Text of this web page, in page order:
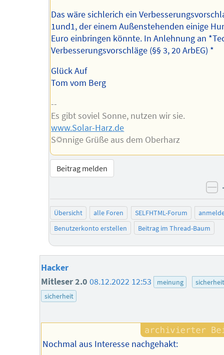
Das wäre sichlerich ein
1und1, der einem Außenstehenden einige
Euro einbringen könnte. In Anlehnung an
Verbesserungsvorschläge (§§ 3, 20 ArbEG) *
Glück Auf
Tom vom Berg
--
Es gibt soviel Sonne, nutzen wir sie.
www.Solar-Harz.de
S☼nnige Grüße aus dem Oberharz
Beitrag melden
Übersicht alle Foren SELFHTML-Forum
Benutzerkonto erstellen
Beitrag im Thread-Baum
Hacker
Mitleser 2.0 08.12.2022 12:53 meinung
sicherheit
sicherheit
Nochmal aus Interesse nachgehakt: